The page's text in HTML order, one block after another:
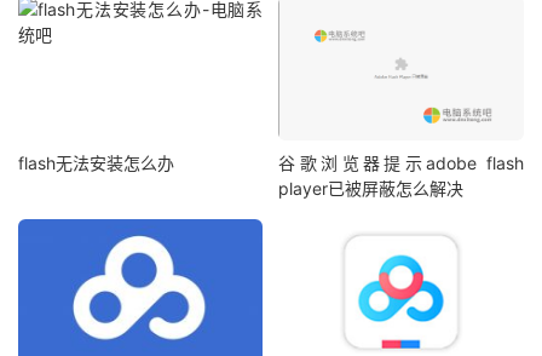
flash无法安装怎么办
谷歌浏览器提示adobe flash
player已被屏蔽怎么解决